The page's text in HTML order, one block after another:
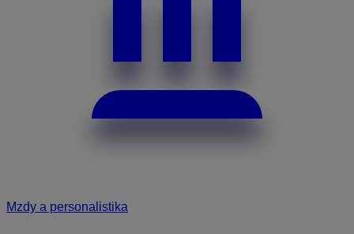
Mzdy a personalistika